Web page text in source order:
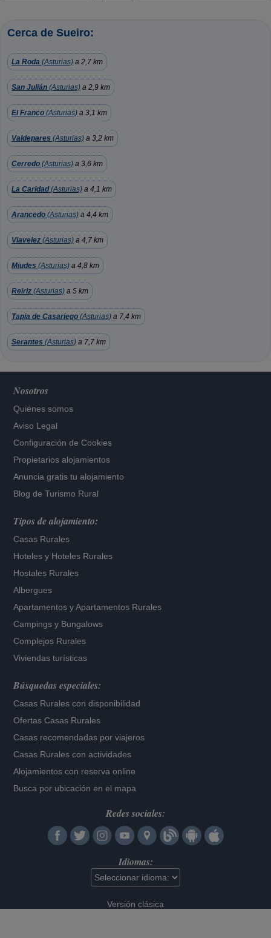
Cerca de Sueiro:
La Roda (Asturias) a 2,7 km
San Julián (Asturias) a 2,9 km
El Franco (Asturias) a 3,1 km
Valdepares (Asturias) a 3,2 km
Cerredo (Asturias) a 3,6 km
La Caridad(Asturias) a 4,1 km
Arancedo (Asturias) a 4,4 km
Viavelez (Asturias) a 4,7 km
Miudes (Asturias) a 4,8 km
Reiriz (Asturias) a 5 km
Tapia de Casariego (Asturias) a 7,4 km
Serantes (Asturias) a 7,7 km
Nosotros
Quiénes somos
Aviso Legal
Configuración de Cookies
Propietarios alojamientos
Anuncia gratis tu alojamiento
Blog de Turismo Rural
Tipos de alojamiento:
Casas Rurales
Hoteles y Hoteles Rurales
Hostales Rurales
Albergues
Apartamentos yApartamentos Rurales
Campings y Bungalows
Complejos Rurales
Viviendas turísticas
Búsquedas especiales:
Casas Rurales con disponibilidad
Ofertas Casas Rurales
Casas recomendadas por viajeros
Casas Rurales con actividades
Alojamientos con reserva online
Busca por ubicación en el mapa
Redes sociales:
Idiomas:
Versión clásica